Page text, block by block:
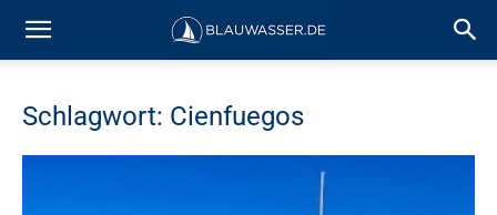
Schlagwort: Cienfuegos